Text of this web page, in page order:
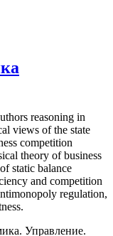
reasoning in
views of the state
competition
theory of business
static balance
and competition
regulation,
Управление.